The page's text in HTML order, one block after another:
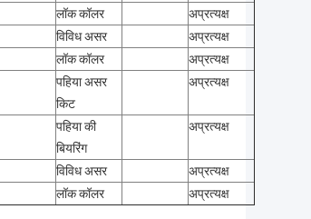
लॉक कॉलर
अप्रत्यक्ष
विविध असर
अप्रत्यक्ष
लॉक कॉलर
अप्रत्यक्ष
पहिया असर
किट
अप्रत्यक्ष
पहिया की
बियरिंग
अप्रत्यक्ष
विविध असर
अप्रत्यक्ष
लॉक कॉलर अप्रत्यक्ष